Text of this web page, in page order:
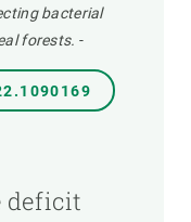
bacterial
forests. -
deficit